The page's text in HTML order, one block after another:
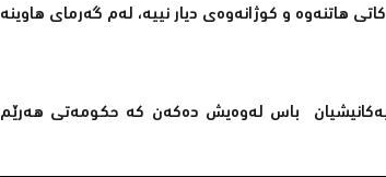
هاتنەوە و كوژانەوەی دیار نییە، لەم گەرمای هاوینە
باس لەوەیش دەكەن كە حكومەتی هەرێم